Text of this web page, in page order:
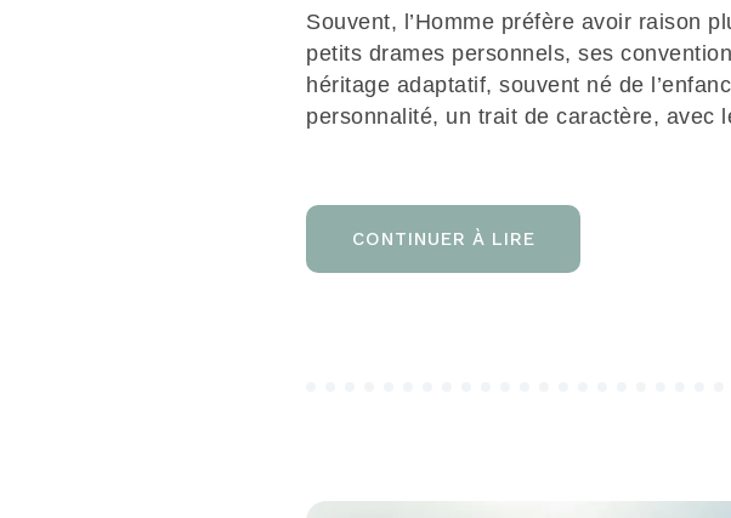
Souvent, l’Homme préfère avoir raison
petits drames personnels, ses
héritage adaptatif, souvent né de
personnalité, un trait de caractère, avec
CONTINUER À LIRE
OU